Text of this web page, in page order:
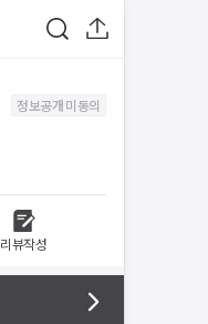
정보공개 미동의
리뷰작성